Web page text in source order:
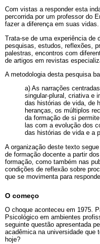
Com vistas a responder esta
percorrida por um professor do
fazer a diferença em suas vidas.
Trata-se de uma experiência de
pesquisas, estudos, reflexões,
palestras, encontros com
de artigos em revistas
A metodologia desta pesquisa
a) As narrações
singular-plural, criativa e
das histórias de vida, de
heranças, os múltiplos
da formação de si
las com a evolução dos
das histórias de vida e a
A organização deste texto
de formação docente a partir
formação, como também nas
condições de reflexão sobre
que se movimenta para
O começo
O choque aconteceu em 1975.
Psicológico em ambientes
seguinte questão apresentada
acadêmica na universidade que
hoje?